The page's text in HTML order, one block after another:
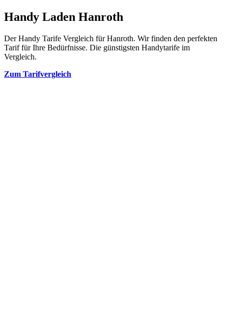
Handy Laden Hanroth
Der Handy Tarife Vergleich für Hanroth. Wir finden den perfekten
Tarif für Ihre Bedürfnisse. Die günstigsten Handytarife im
Vergleich.
Zum Tarifvergleich